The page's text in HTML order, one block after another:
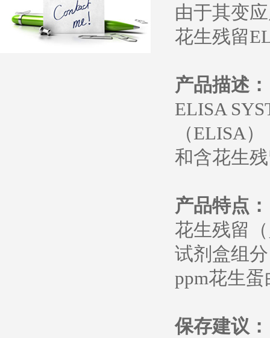
由于其变
花生残留
产品描述：
ELISA
（ELISA
和含花生
产品特点：
花生残留（
试剂盒组分
ppm花生
保存建议：